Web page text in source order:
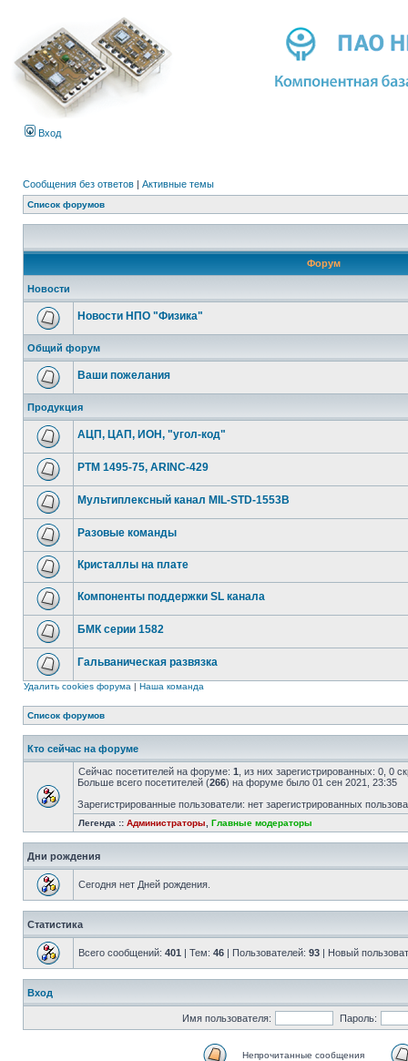
Вход
Сообщения без ответов | Активные темы
Список форумов
Форум
Новости
Новости НПО "Физика"
Общий форум
Ваши пожелания
Продукция
АЦП, ЦАП, ИОН, "угол-код"
РТМ 1495-75, ARINC-429
Мультиплексный канал MIL-STD-1553B
Разовые команды
Кристаллы на плате
Компоненты поддержки SL канала
БМК серии 1582
Гальваническая развязка
Удалить cookies форума | Наша команда
Список форумов
Кто сейчас на форуме
Сейчас посетителей на форуме: 1 , из них зарегистрированных: 0, 0
Больше всего посетителей (266) на форуме было 01 сен 2021, 23:35
Зарегистрированные пользователи: нет зарегистрированных
Легенда :: Администраторы Главные модераторы
Дни рождения
Сегодня нет Дней рождения.
Статистика
Всего сообщений: 401 | Тем: 46 | Пользователей: 93 | Новый
Вход
Имя пользователя: Пароль:
Непрочитанные сообщения